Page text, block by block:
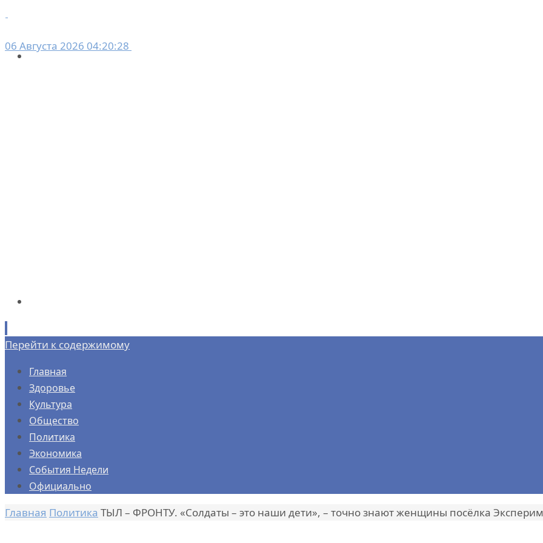
06 Августа 2026 04:20:28
Перейти к содержимому
Главная
Здоровье
Культура
Общество
Политика
Экономика
События Недели
Официально
Главная Политика ТЫЛ – ФРОНТУ. «Солдаты – это наши дети», – точно знают женщины посёлка